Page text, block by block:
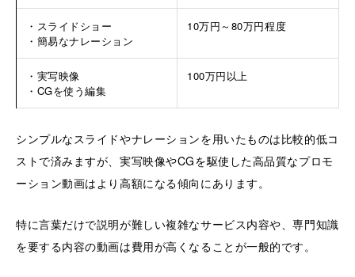
・スライドショー
・簡易なナレーション
10万円～80万円程度
・実写映像
・CGを使う編集
100万円以上
シンプルなスライドやナレーションを用いたものは比較的低コ
ストで済みますが、実写映像やCGを駆使した高品質なプロモ
ーション動画はより高額になる傾向にあります。
特に言葉だけで説明が難しい複雑なサービス内容や、専門知識
を要する内容の動画は費用が高くなることが一般的です。